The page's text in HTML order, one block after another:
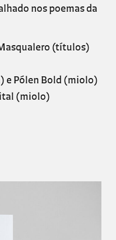
nos poemas da
(títulos)
e Pólen Bold (miolo)
(miolo)